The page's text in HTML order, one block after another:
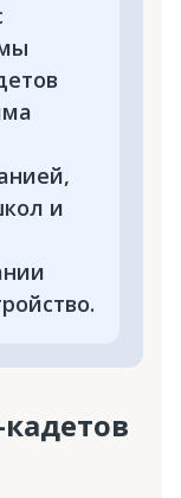
и